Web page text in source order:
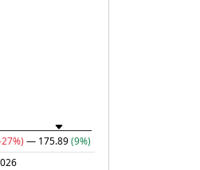
— 175.89(9%)